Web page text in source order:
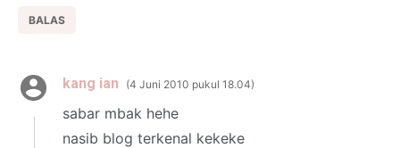
BALAS
kang ian 4 Juni 2010 pukul 18.04
sabar mbak hehe
nasib blog terkenal kekeke